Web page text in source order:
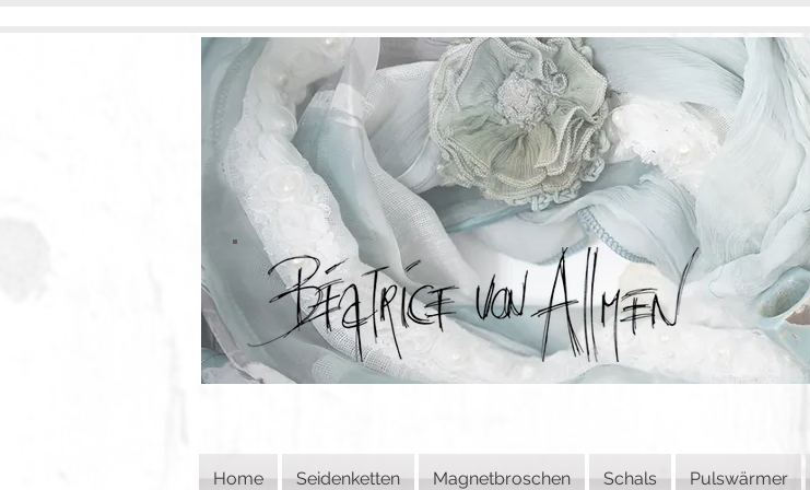
Home Seidenketten Magnetbroschen Schals Pulswärmer